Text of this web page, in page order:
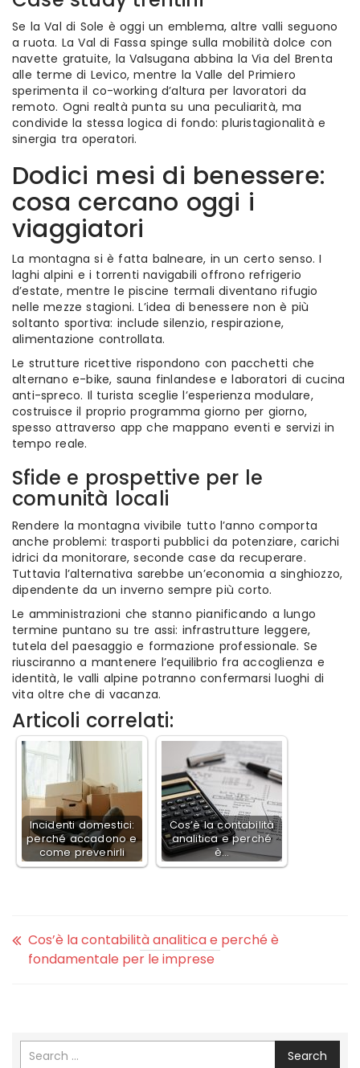
Se la Val di Sole è oggi un emblema, altre valli seguono
a ruota. La Val di Fassa spinge sulla mobilità dolce con
navette gratuite, la Valsugana abbina la Via del Brenta
alle terme di Levico, mentre la Valle del Primiero
sperimenta il co-working d’altura per lavoratori da
remoto. Ogni realtà punta su una peculiarità, ma
condivide la stessa logica di fondo: pluristagionalità e
sinergia tra operatori.
Dodici mesi di benessere:
cosa cercano oggi i
viaggiatori
La montagna si è fatta balneare, in un certo senso. I
laghi alpini e i torrenti navigabili offrono refrigerio
d’estate, mentre le piscine termali diventano rifugio
nelle mezze stagioni. L’idea di benessere non è più
soltanto sportiva: include silenzio, respirazione,
alimentazione controllata.
Le strutture ricettive rispondono con pacchetti che
alternano e-bike, sauna finlandese e laboratori di cucina
anti-spreco. Il turista sceglie l’esperienza modulare,
costruisce il proprio programma giorno per giorno,
spesso attraverso app che mappano eventi e servizi in
tempo reale.
Sfide e prospettive per le
comunità locali
Rendere la montagna vivibile tutto l’anno comporta
anche problemi: trasporti pubblici da potenziare, carichi
idrici da monitorare, seconde case da recuperare.
Tuttavia l’alternativa sarebbe un’economia a singhiozzo,
dipendente da un inverno sempre più corto.
Le amministrazioni che stanno pianificando a lungo
termine puntano su tre assi: infrastrutture leggere,
tutela del paesaggio e formazione professionale. Se
riusciranno a mantenere l’equilibrio fra accoglienza e
identità, le valli alpine potranno confermarsi luoghi di
vita oltre che di vacanza.
Articoli correlati:
Incidenti domestici:
perché accadono e
come prevenirli
Cos’è la contabilità
analitica e perché
è…
Cos’è la contabilità analitica e perché è
fondamentale per le imprese
Search